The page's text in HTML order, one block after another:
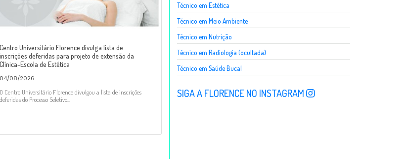
Centro Universitário Florence divulga lista de
inscrições deferidas para projeto de extensão da
Clínica-Escola de Estética
04/08/2026
O Centro Universitário Florence divulgou a lista de inscrições
deferidas do Processo Seletivo...
Técnico em Estética
Técnico em Meio Ambiente
Técnico em Nutrição
Técnico em Radiologia (ocultada)
Técnico em Saúde Bucal
SIGA A FLORENCE NO INSTAGRAM